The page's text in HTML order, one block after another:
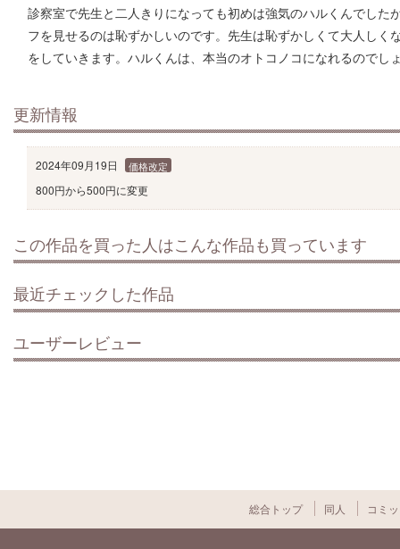
診察室で先生と二人きりになっても初めは強気のハルくんでした
フを見せるのは恥ずかしいのです。先生は恥ずかしくて大人し
をしていきます。ハルくんは、本当のオトコノコになれるのでし
更新情報
2024年09月19日 価格改定
800円から500円に変更
この作品を買った人はこんな作品も買っています
最近チェックした作品
ユーザーレビュー
総合トップ 同人 コミ